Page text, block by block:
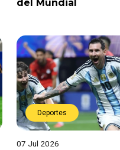
del Mundial
Deportes
07 Jul 2026